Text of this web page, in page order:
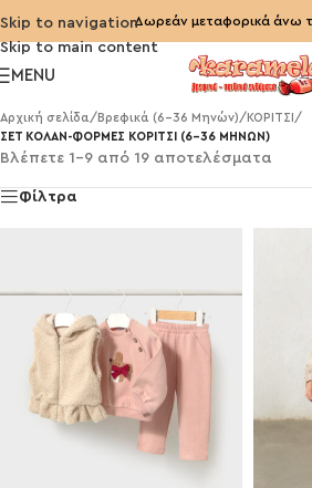
Skip to navigation
Skip to main content
Δωρεάν μεταφορικά άνω
MENU
Αρχική σελίδα/ Βρεφικά (6-36 Μηνών)/ ΚΟΡΙΤΣΙ /
ΣΕΤ ΚΟΛΑΝ-ΦΟΡΜΕΣ ΚΟΡΙΤΣΙ (6-36 ΜΗΝΩΝ)
Βλέπετε 1–9 από 19 αποτελέσματα
Φίλτρα